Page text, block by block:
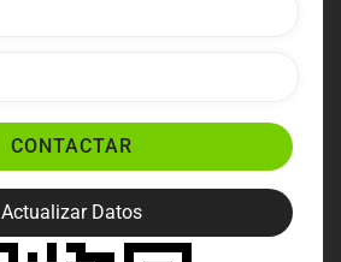
CONTACTAR
Actualizar Datos